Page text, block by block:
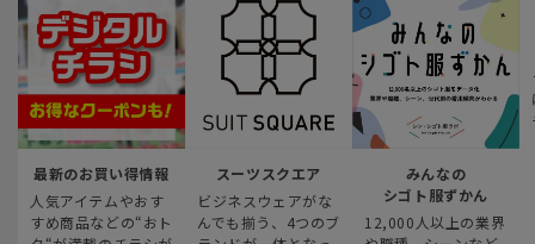
最新のお買い得情報
人気アイテムやおす
すめ商品などの“おト
スーツスクエア
ビジネスウェアがな
んでも揃う、4つのブ
みんなの
シゴト服ずかん
12,000人以上の業界